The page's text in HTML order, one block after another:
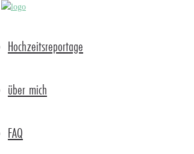
Hochzeitsreportage
über mich
FAQ